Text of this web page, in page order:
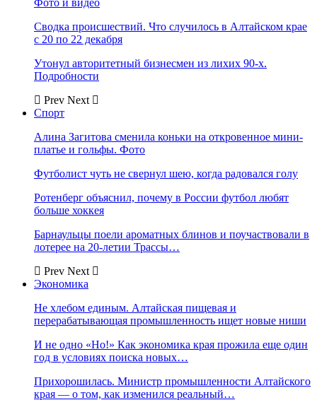
Фото и видео
Сводка происшествий. Что случилось в Алтайском крае
с 20 по 22 декабря
Утонул авторитетный бизнесмен из лихих 90-х.
Подробности
Prev Next
Спорт
Алина Загитова сменила коньки на откровенное мини-
платье и гольфы. Фото
Футболист чуть не свернул шею, когда радовался голу
Ротенберг объяснил, почему в России футбол любят
больше хоккея
Барнаульцы поели ароматных блинов и поучаствовали в
лотерее на 20-летии Трассы…
Prev Next
Экономика
Не хлебом единым. Алтайская пищевая и
перерабатывающая промышленность ищет новые ниши
И не одно «Но!» Как экономика края прожила еще один
год в условиях поиска новых…
Прихорошилась. Министр промышленности Алтайского
края — о том, как изменился реальный…